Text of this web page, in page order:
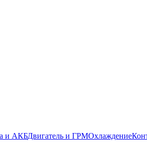
и АКБДвигатель и ГРМОхлаждение